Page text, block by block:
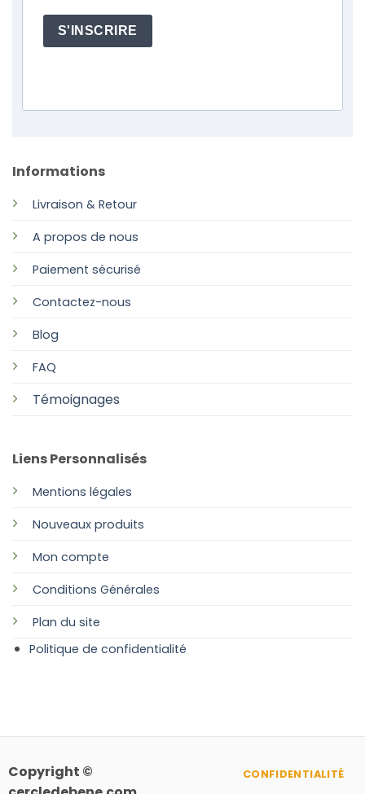
Informations
Livraison & Retour
A propos de nous
Paiement sécurisé
Contactez-nous
Blog
FAQ
Témoignages
Liens Personnalisés
Mentions légales
Nouveaux produits
Mon compte
Conditions Générales
Plan du site
Politique de confidentialité
S'INSCRIRE
Copyright ©
CONFIDENTIALITÉ